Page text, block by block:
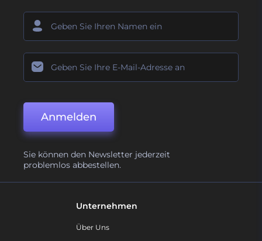
Anmelden
Sie können den Newsletter jederzeit
problemlos abbestellen.
Unternehmen
Über Uns